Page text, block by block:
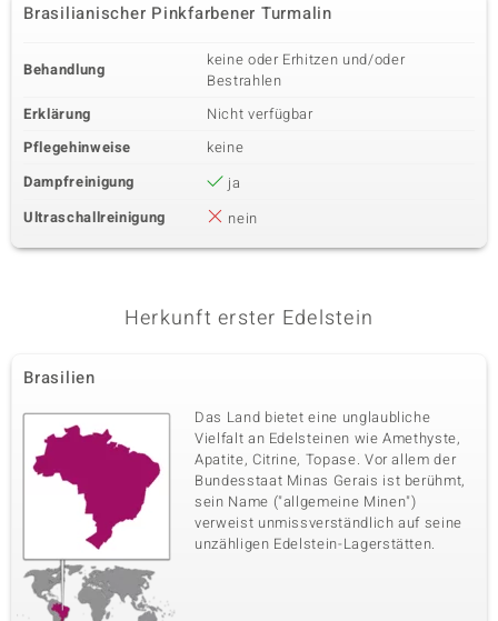
Brasilianischer Pinkfarbener Turmalin
Behandlung
keine oder Erhitzen und/oder
Bestrahlen
Erklärung
Nicht verfügbar
Pflegehinweise
keine
Dampfreinigung
ja
Ultraschallreinigung
nein
Herkunft erster Edelstein
Brasilien
Das Land bietet eine unglaubliche
Vielfalt an Edelsteinen wie Amethyste,
Apatite, Citrine, Topase. Vor allem der
Bundesstaat Minas Gerais ist berühmt,
sein Name ("allgemeine Minen")
verweist unmissverständlich auf seine
unzähligen Edelstein-Lagerstätten.